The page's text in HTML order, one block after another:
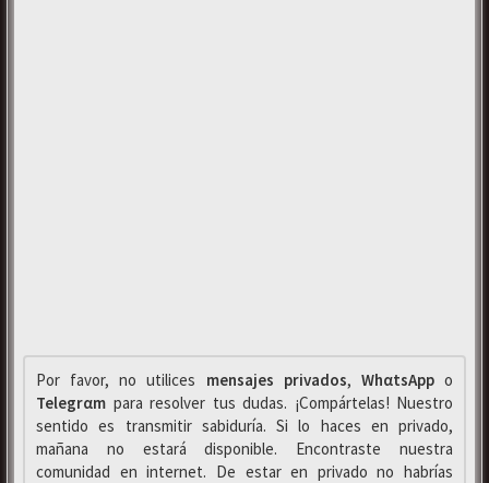
Por favor, no utilices mensajes privados, WhαtsAppo
Telegrαm para resolver tus dudas. ¡Compártelas! Nuestro
sentido es transmitir sabiduría. Si lo haces en privado,
mañana no estará disponible. Encontraste nuestra
comunidad en internet. De estar en privado no habrías